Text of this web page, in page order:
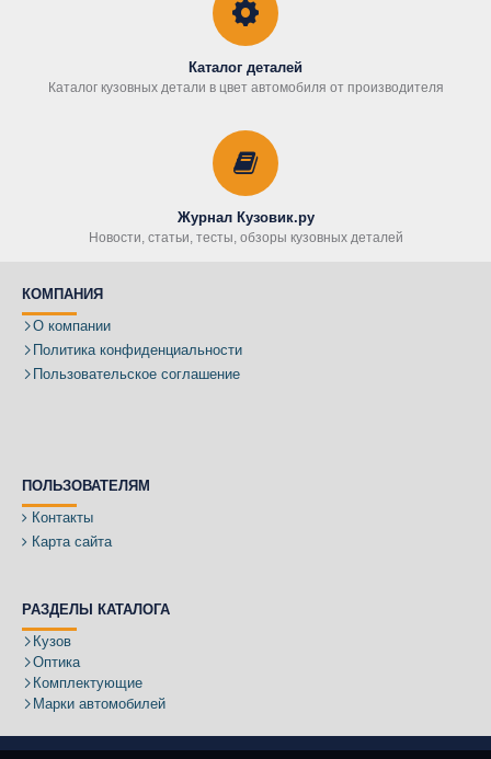
Каталог деталей
Каталог кузовных детали в цвет автомобиля от производителя
Журнал Кузовик.ру
Новости, статьи, тесты, обзоры кузовных деталей
КОМПАНИЯ
О компании
Политика конфиденциальности
Пользовательское соглашение
ПОЛЬЗОВАТЕЛЯМ
Контакты
Карта сайта
РАЗДЕЛЫ КАТАЛОГА
Кузов
Оптика
Комплектующие
Марки автомобилей